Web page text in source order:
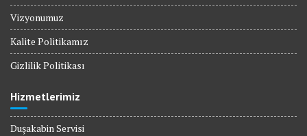
Vizyonumuz
Kalite Politikamız
Gizlilik Politikası
Hizmetlerimiz
Duşakabin Servisi